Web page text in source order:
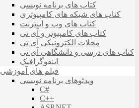
کتاب های برنامه نویسی
کتاب های شبکه های کامپیوتری
کتاب های وب و اینترنت
کتاب های کامپیوتر و آی تی
مجلات الکترونیکی آی تی
کتاب های درسی و دانشگاهی آی تی
اینفوگرافیک
فیلم های آموزشی
ویدئوهای برنامه نویسی
C#
C++